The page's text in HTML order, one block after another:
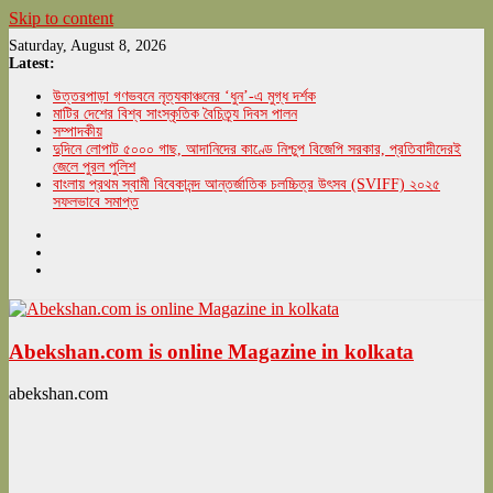
Skip to content
Saturday, August 8, 2026
Latest:
উত্তরপাড়া গণভবনে নৃত্যকাঞ্চনের ‘ধুন’-এ মুগ্ধ দর্শক
মাটির দেশের বিশ্ব সাংস্কৃতিক বৈচিত্র্য দিবস পালন
সম্পাদকীয়
দুদিনে লোপাট ৫০০০ গাছ, আদানিদের কাণ্ডে নিশ্চুপ বিজেপি সরকার, প্রতিবাদীদেরই
জেলে পুরল পুলিশ
বাংলায় প্রথম স্বামী বিবেকানন্দ আন্তর্জাতিক চলচ্চিত্র উৎসব (SVIFF) ২০২৫
সফলভাবে সমাপ্ত
Abekshan.com is online Magazine in kolkata
abekshan.com